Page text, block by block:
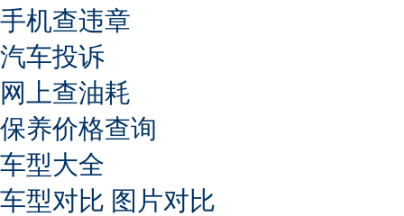
手机查违章
汽车投诉
网上查油耗
保养价格查询
车型大全
车型对比 图片对比